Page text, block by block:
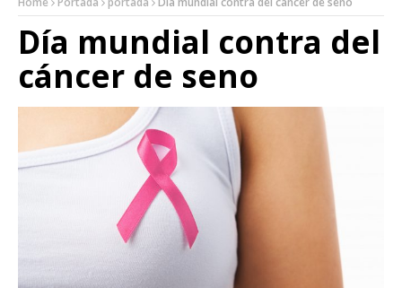
Día mundial contra del
cáncer de seno